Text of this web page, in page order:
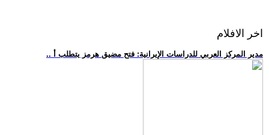
اخر الافلام
.. مدير المركز العربي للدراسات الإيرانية: فتح مضيق هرمز يتطلب أ